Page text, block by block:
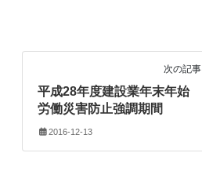
次の記事
平成28年度建設業年末年始
労働災害防止強調期間
2016-12-13